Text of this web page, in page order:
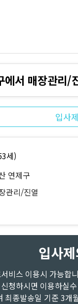
에서 매장관리/
입사
세)
연제구
관리/진열
입사
비스 이용시 가능합
청하시면 이용하실
최종발송일 기준 3개